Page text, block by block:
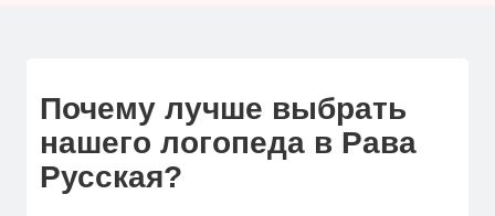
Почему лучше выбрать
нашего логопеда в Рава
Русская?